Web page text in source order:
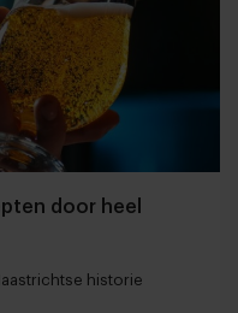
door heel
historie